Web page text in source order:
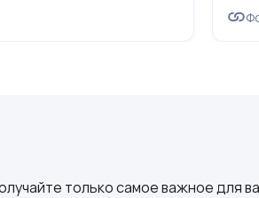
только самое важное для